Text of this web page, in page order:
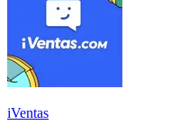
iVentas